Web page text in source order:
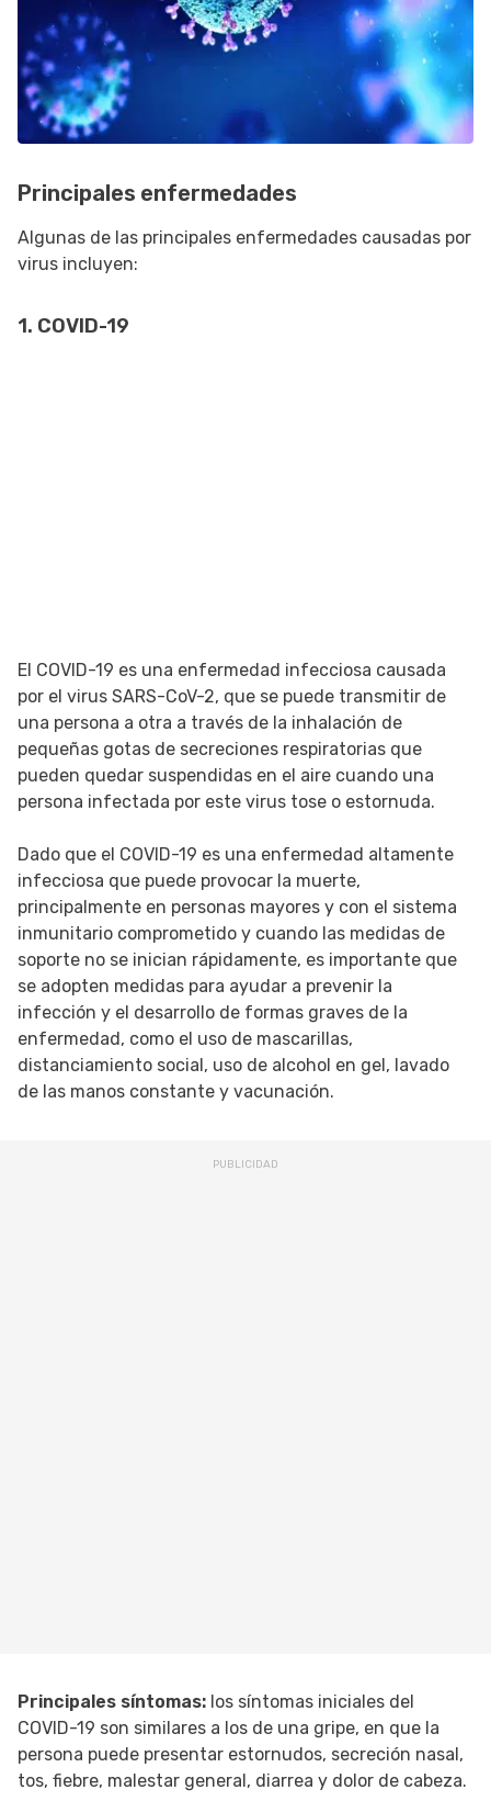
Principales enfermedades
Algunas de las principales enfermedades causadas por
virus incluyen:
1. COVID-19
El COVID-19 es una enfermedad infecciosa causada
por el virus SARS-CoV-2, que se puede transmitir de
una persona a otra a través de la inhalación de
pequeñas gotas de secreciones respiratorias que
pueden quedar suspendidas en el aire cuando una
persona infectada por este virus tose o estornuda.
Dado que el COVID-19 es una enfermedad altamente
infecciosa que puede provocar la muerte,
principalmente en personas mayores y con el sistema
inmunitario comprometido y cuando las medidas de
soporte no se inician rápidamente, es importante que
se adopten medidas para ayudar a prevenir la
infección y el desarrollo de formas graves de la
enfermedad, como el uso de mascarillas,
distanciamiento social, uso de alcohol en gel, lavado
de las manos constante y vacunación.
Principales síntomas: los síntomas iniciales del
COVID-19 son similares a los de una gripe, en que la
persona puede presentar estornudos, secreción nasal,
tos, fiebre, malestar general, diarrea y dolor de cabeza.